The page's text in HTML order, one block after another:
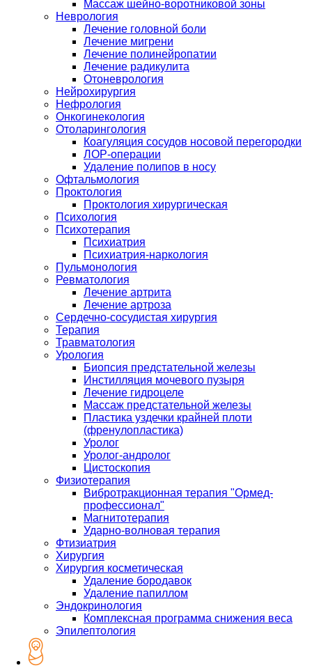
Массаж шейно-воротниковой зоны
Неврология
Лечение головной боли
Лечение мигрени
Лечение полинейропатии
Лечение радикулита
Отоневрология
Нейрохирургия
Нефрология
Онкогинекология
Отоларингология
Коагуляция сосудов носовой перегородки
ЛОР-операции
Удаление полипов в носу
Офтальмология
Проктология
Проктология хирургическая
Психология
Психотерапия
Психиатрия
Психиатрия-наркология
Пульмонология
Ревматология
Лечение артрита
Лечение артроза
Сердечно-сосудистая хирургия
Терапия
Травматология
Урология
Биопсия предстательной железы
Инстилляция мочевого пузыря
Лечение гидроцеле
Массаж предстательной железы
Пластика уздечки крайней плоти
(френулопластика)
Уролог
Уролог-андролог
Цистоскопия
Физиотерапия
Вибротракционная терапия "Ормед-
профессионал"
Магнитотерапия
Ударно-волновая терапия
Фтизиатрия
Хирургия
Хирургия косметическая
Удаление бородавок
Удаление папиллом
Эндокринология
Комплексная программа снижения веса
Эпилептология